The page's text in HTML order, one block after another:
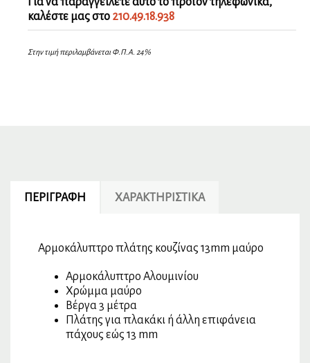
καλέστε μας στο 210.49.18.938
Στην τιμή περιλαμβάνεται Φ.Π.Α. 24%
ΠΕΡΙΓΡΑΦΉ ΧΑΡΑΚΤΗΡΙΣΤΙΚΆ
Αρμοκάλυπτρο πλάτης κουζίνας 13mm μαύρο
Αρμοκάλυπτρο Αλουμινίου
Χρώμμα μαύρο
Βέργα 3 μέτρα
Πλάτης για πλακάκι ή άλλη επιφάνεια
πάχους εώς 13 mm